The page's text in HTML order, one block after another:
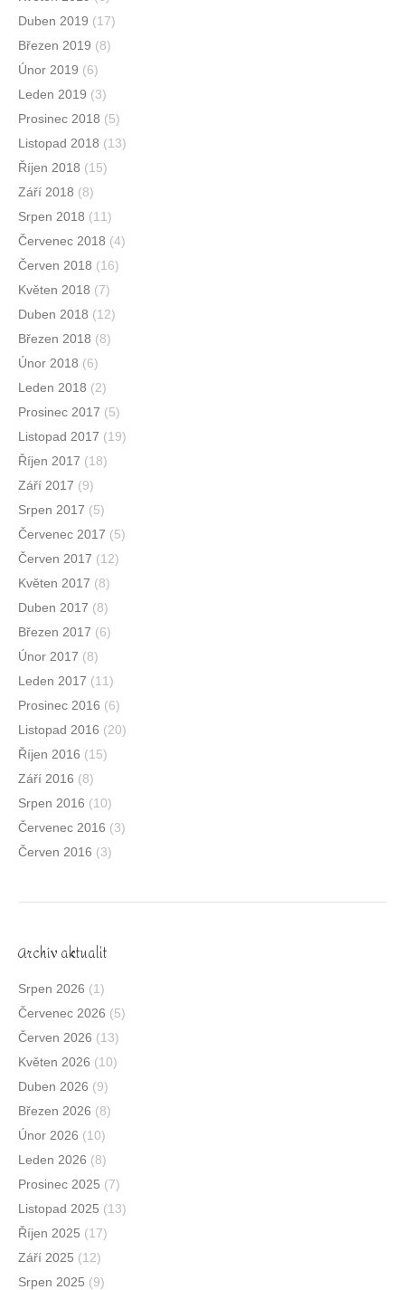
Duben 2019 (17)
Březen 2019 (8)
Únor 2019 (6)
Leden 2019 (3)
Prosinec 2018 (5)
Listopad 2018 (13)
Říjen 2018 (15)
Září 2018 (8)
Srpen 2018 (11)
Červenec 2018 (4)
Červen 2018 (16)
Květen 2018 (7)
Duben 2018 (12)
Březen 2018 (8)
Únor 2018 (6)
Leden 2018 (2)
Prosinec 2017 (5)
Listopad 2017 (19)
Říjen 2017 (18)
Září 2017 (9)
Srpen 2017 (5)
Červenec 2017 (5)
Červen 2017 (12)
Květen 2017 (8)
Duben 2017 (8)
Březen 2017 (6)
Únor 2017 (8)
Leden 2017 (11)
Prosinec 2016 (6)
Listopad 2016 (20)
Říjen 2016 (15)
Září 2016 (8)
Srpen 2016 (10)
Červenec 2016 (3)
Červen 2016 (3)
Archív aktualit
Srpen 2026 (1)
Červenec 2026 (5)
Červen 2026 (13)
Květen 2026 (10)
Duben 2026 (9)
Březen 2026 (8)
Únor 2026 (10)
Leden 2026 (8)
Prosinec 2025 (7)
Listopad 2025 (13)
Říjen 2025 (17)
Září 2025 (12)
Srpen 2025 (9)